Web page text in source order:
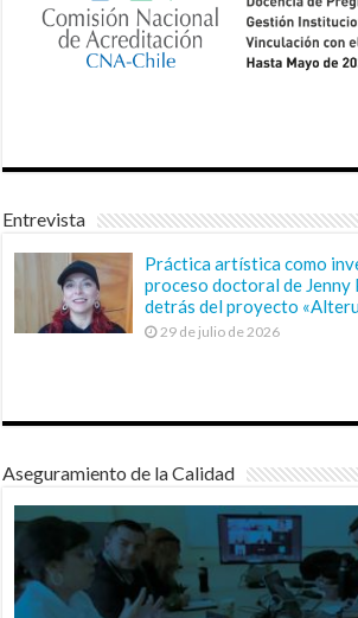
Entrevista
Práctica artística como
proceso doctoral de
detrás del proyecto
29 de julio de 2026
Aseguramiento de la Calidad